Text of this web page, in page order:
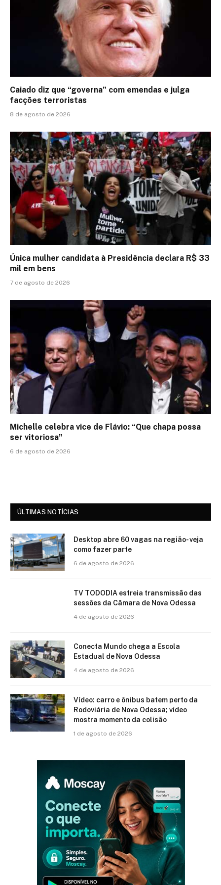
Caiado diz que “governa” com emendas e julga
facções terroristas
8 de agosto de 2026
Única mulher candidata à Presidência declara R$ 33
mil em bens
7 de agosto de 2026
Michelle celebra vice de Flávio: “Que chapa possa
ser vitoriosa”
6 de agosto de 2026
ÚLTIMAS NOTÍCIAS
Desktop abre 60 vagas na região- veja
como fazer parte
6 de agosto de 2026
TV TODODIA estreia transmissão das
sessões da Câmara de Nova Odessa
4 de agosto de 2026
Conecta Mundo chega a Escola
Estadual de Nova Odessa
4 de agosto de 2026
Vídeo: carro e ônibus batem perto da
Rodoviária de Nova Odessa; vídeo
mostra momento da colisão
1 de agosto de 2026